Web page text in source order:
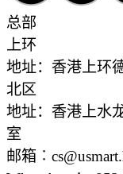
总部
上环
地址：香港上环
北区
地址：香港上水
室
邮箱